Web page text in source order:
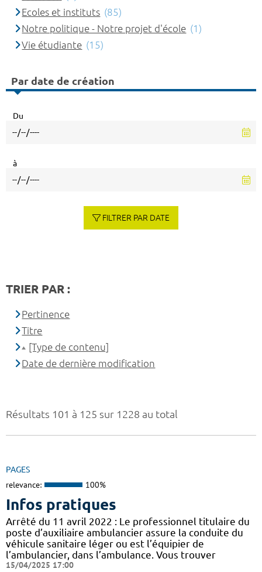
Résultats 101 à 125 sur 1228 au total
PAGES
relevance: 100%
Infos pratiques
Arrêté du 11 avril 2022 : Le professionnel titulaire du
poste d’auxiliaire ambulancier assure la conduite du
véhicule sanitaire léger ou est l’équipier de
l’ambulancier, dans l’ambulance. Vous trouver
15/04/2025 17:00
Ecoles et instituts (85)
Notre politique - Notre projet d'école (1)
Vie étudiante (15)
Par date de création
Du
à
FILTRER PAR DATE
TRIER PAR :
Pertinence
Titre
[Type de contenu]
Date de dernière modification